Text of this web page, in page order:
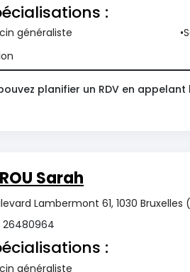
:
généraliste
planifier un RDV en
Sarah
Lambermont 61, 1030
26480964
:
généraliste